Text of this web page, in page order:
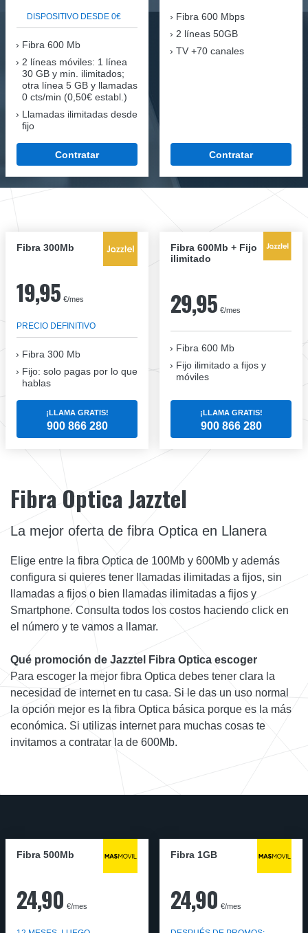
DISPOSITIVO DESDE 0€
Fibra 600 Mb
2 líneas móviles: 1 línea
30 GB y min. ilimitados;
otra línea 5 GB y llamadas
0 cts/min (0,50€ establ.)
Llamadas ilimitadas desde
fijo
Contratar
Fibra 600 Mbps
2 líneas 50GB
TV +70 canales
Contratar
Fibra 300Mb
19,95 €/mes
PRECIO DEFINITIVO
Fibra 300 Mb
Fijo: solo pagas por lo que
hablas
¡LLAMA GRATIS!
900 866 280
Fibra 600Mb + Fijo
ilimitado
29,95 €/mes
Fibra 600 Mb
Fijo ilimitado a fijos y
móviles
¡LLAMA GRATIS!
900 866 280
Fibra Optica Jazztel
La mejor oferta de fibra Optica en Llanera
Elige entre la fibra Optica de 100Mb y 600Mb y además
configura si quieres tener llamadas ilimitadas a fijos, sin
llamadas a fijos o bien llamadas ilimitadas a fijos y
Smartphone. Consulta todos los costos haciendo click en
el número y te vamos a llamar.
Qué promoción de Jazztel Fibra Optica escoger
Para escoger la mejor fibra Optica debes tener clara la
necesidad de internet en tu casa. Si le das un uso normal
la opción mejor es la fibra Optica básica porque es la más
económica. Si utilizas internet para muchas cosas te
invitamos a contratar la de 600Mb.
Fibra 500Mb
24,90 €/mes
Fibra 1GB
24,90 €/mes